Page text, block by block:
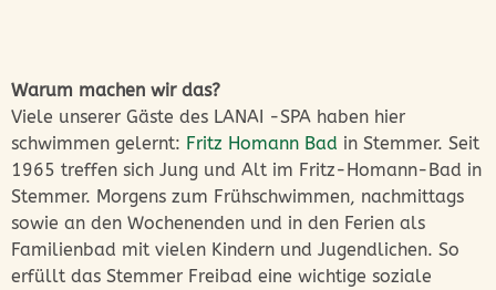
Warum machen wir das?
Viele unserer Gäste des LANAI -SPA haben hier
schwimmen gelernt: Fritz Homann Bad in Stemmer. Seit
1965 treffen sich Jung und Alt im Fritz-Homann-Bad in
Stemmer. Morgens zum Frühschwimmen, nachmittags
sowie an den Wochenenden und in den Ferien als
Familienbad mit vielen Kindern und Jugendlichen. So
erfüllt das Stemmer Freibad eine wichtige soziale